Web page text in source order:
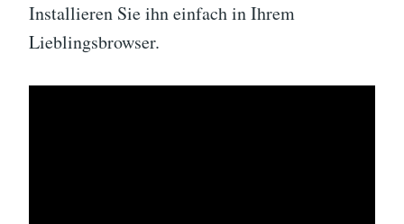
Installieren Sie ihn einfach in Ihrem
Lieblingsbrowser.